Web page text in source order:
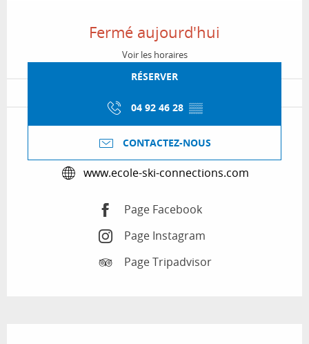
Fermé aujourd'hui
Voir les horaires
RÉSERVER
04 92 46 28 ▒▒
CONTACTEZ-NOUS
www.ecole-ski-connections.com
Page Facebook
Page Instagram
Page Tripadvisor